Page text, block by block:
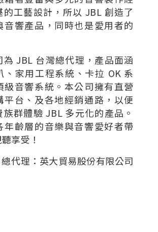
工藝設計，所以 JBL 創造了
音響產品，同時也是愛用者的
JBL 台灣總代理，產品面涵
、家用工程系統、卡拉 OK 系
級音響系統。本公司擁有直營
平台、及各地經銷通路，以便
群體驗 JBL 多元化的產品。
年齡層的音樂與音響愛好者帶
享受！
總代理：英大貿易股份有限公司